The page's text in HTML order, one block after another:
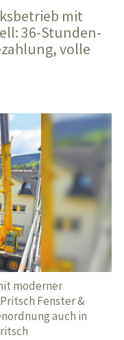
mit
36-Stunden-
volle
moderner
Fenster &
auch in